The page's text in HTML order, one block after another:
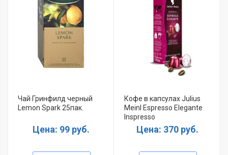
Чай Гринфилд черный
Lemon Spark 25пак.
Цена: 99 руб.
Кофе в капсулах Julius
Meinl Espresso Elegante
Inspresso
Цена: 370 руб.